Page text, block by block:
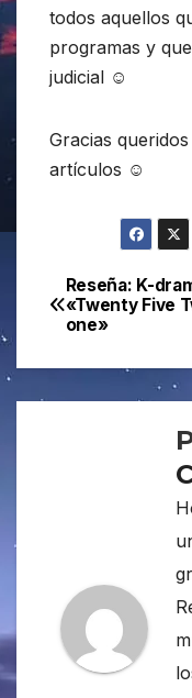
todos aquellos
programas y
judicial ☺
Gracias
artículos ☺
de
entradas
Reseña: K-
«Twenty Five
one»